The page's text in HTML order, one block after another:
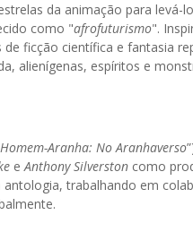
da animação para levá-
como "afrofuturismo".
ficção científica e fantasia
alienígenas, espíritos e
Homem-Aranha: No Aranhaverso
eAnthony Silverston como
antologia, trabalhando em